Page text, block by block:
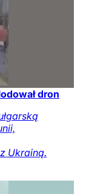
dron
Ukrainą.